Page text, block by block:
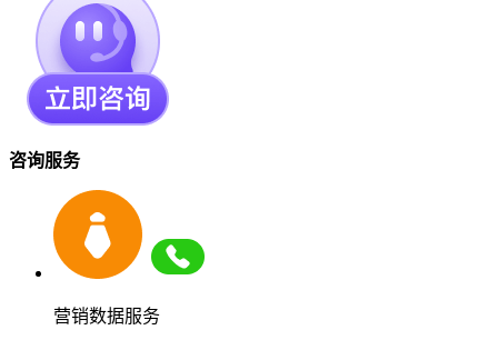
咨询服务
营销数据服务